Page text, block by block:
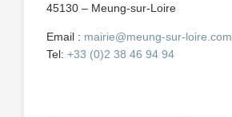
45130 – Meung-sur-Loire
Email : mairie@meung-sur-loire.com
Tel: +33 (0)2 38 46 94 94